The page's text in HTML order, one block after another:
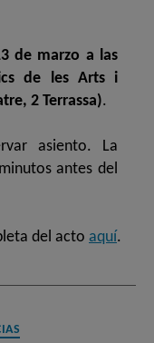
de marzo a las
de les Arts i
2 Terrassa).
asiento. La
antes del
del acto aquí.